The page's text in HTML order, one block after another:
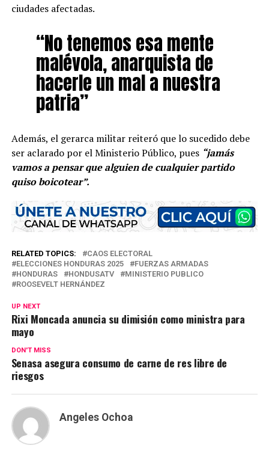
ciudades afectadas.
“No tenemos esa mente
malévola, anarquista de
hacerle un mal a nuestra
patria”
Además, el gerarca militar reiteró que lo sucedido debe
ser aclarado por el Ministerio Público, pues “jamás
vamos a pensar que alguien de cualquier partido
quiso boicotear”.
RELATED TOPICS:
CAOS ELECTORAL
ELECCIONES HONDURAS 2025
FUERZAS ARMADAS
HONDURAS
HONDUSATV
MINISTERIO PUBLICO
ROOSEVELT HERNÁNDEZ
UP NEXT
Rixi Moncada anuncia su dimisión como ministra para
mayo
DON'T MISS
Senasa asegura consumo de carne de res libre de
riesgos
Angeles Ochoa